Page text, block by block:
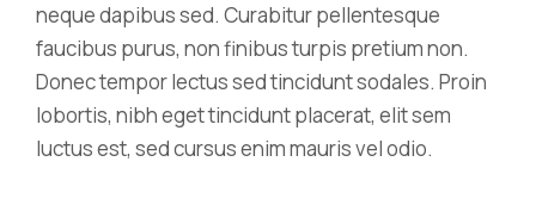
neque dapibus sed. Curabitur pellentesque
faucibus purus, non finibus turpis pretium non.
Donec tempor lectus sed tincidunt sodales. Proin
lobortis, nibh eget tincidunt placerat, elit sem
luctus est, sed cursus enim mauris vel odio.